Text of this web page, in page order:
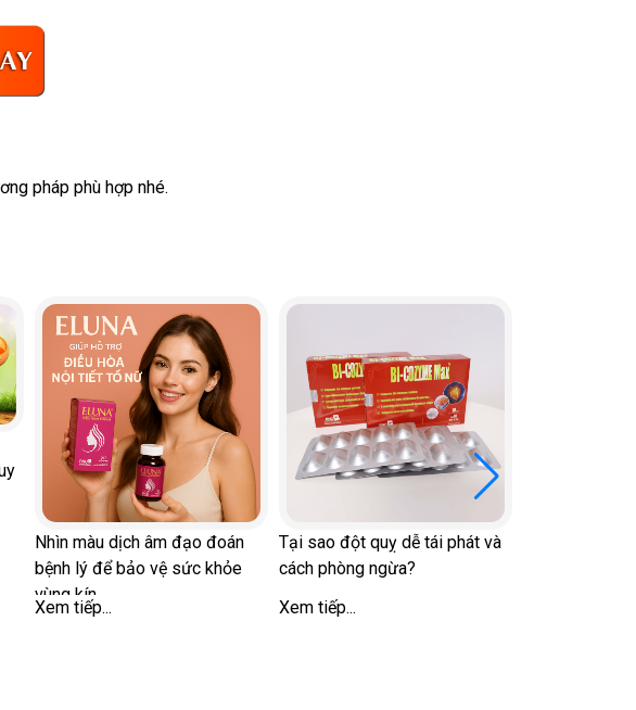
pháp phù hợp nhé.
Nhìn màu dịch âm đạo đoán
bệnh lý để bảo vệ sức khỏe
vùng kín
Xem tiếp...
Tại sao đột quỵ dễ tái phát và
cách phòng ngừa?
Xem tiếp...